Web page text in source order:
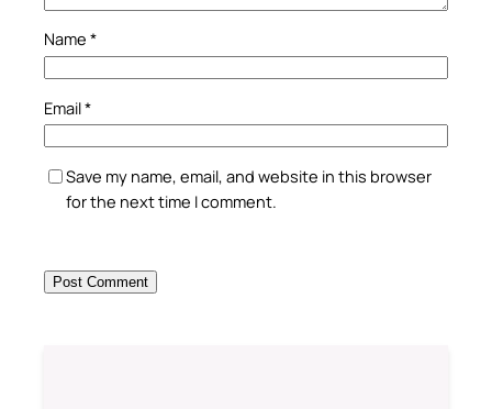
Name *
Email*
Save my name, email, and website in this browser
for the next time I comment.